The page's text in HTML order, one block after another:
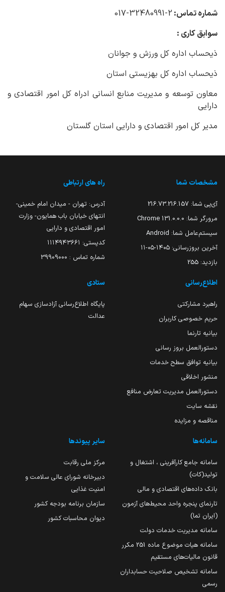
شماره تماس: 2-32480991-017
سوابق کاری :
ذیحساب اداره کل ورزش و جوانان
ذیحساب اداره کل بهزیستی استان
معاون توسعه و مدیریت منابع انسانی ادراه کل امور اقتصادی و
دارایی
مدیر کل امور اقتصادی و دارایی استان گلستان
مشخصات شما
آی‌پی شما: 216.73.216.157
مرورگر شما: 131.0.0.0 Chrome
سیستم‌عامل شما: Android
آخرین بروزرسانی: ۱۴۰۵-۰۵-۱۱
بازدید: 255
راه های ارتباطی
آدرس: تهران - میدان امام خمینی-
انتهای خیابان باب همایون- وزارت
امور اقتصادی و دارایی
کدپستی: ۱۱۱۴۹۴۳۶۶۱
شماره تماس : 39909000
اطلاع‌رسانی
راهبرد مشارکتی
حریم خصوصی کاربران
بیانیه تارنما
دستورالعمل بروز رسانی
بیانیه توافق سطح خدمات
منشور اخلاقی
دستورالعمل مدیریت تعارض منافع
نقشه سایت
مناقصه و مزایده
ستادی
پایگاه اطلاع‌رسانی آزادسازی سهام
عدالت
سامانه‌ها
سامانه جامع کارآفرینی ، اشتغال و
تولید(کات)
بانک داده‌های اقتصادی و مالی
تارنمای پنجره واحد محیط‌های آزمون
(ایران تما)
سامانه مدیریت خدمات دولت
سامانه هیات موضوع ماده 251 مکرر
قانون مالیات‌های مستقیم
سامانه تشخیص صلاحیت حسابداران
رسمی
سایر پیوندها
مرکز ملی رقابت
دبیرخانه شورای عالی سلامت و
امنیت غذایی
سازمان برنامه بودجه کشور
دیوان محاسبات کشور